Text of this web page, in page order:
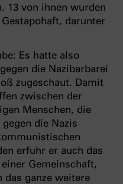
13 von ihnen wurden
darunter
Es hatte also
die Nazibarbarei
zugeschaut. Damit
zwischen der
Menschen, die
die Nazis
erfuhr er auch das
Gemeinschaft,
ganze weitere